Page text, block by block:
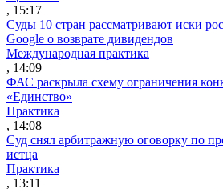
, 15:17
Суды 10 стран рассматривают иски
Google о возврате дивидендов
Международная практика
, 14:09
ФАС раскрыла схему ограничения
«Единство»
Практика
, 14:08
Суд снял арбитражную оговорку по
истца
Практика
, 13:11